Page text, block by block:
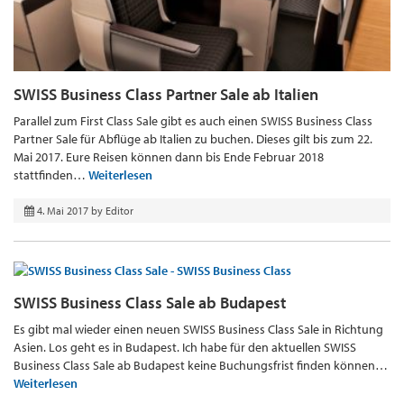
SWISS Business Class Partner Sale ab Italien
Parallel zum First Class Sale gibt es auch einen SWISS Business Class
Partner Sale für Abflüge ab Italien zu buchen. Dieses gilt bis zum 22.
Mai 2017. Eure Reisen können dann bis Ende Februar 2018
stattfinden… Weiterlesen
4. Mai 2017 by Editor
SWISS Business Class Sale ab Budapest
Es gibt mal wieder einen neuen SWISS Business Class Sale in Richtung
Asien. Los geht es in Budapest. Ich habe für den aktuellen SWISS
Business Class Sale ab Budapest keine Buchungsfrist finden können…
Weiterlesen